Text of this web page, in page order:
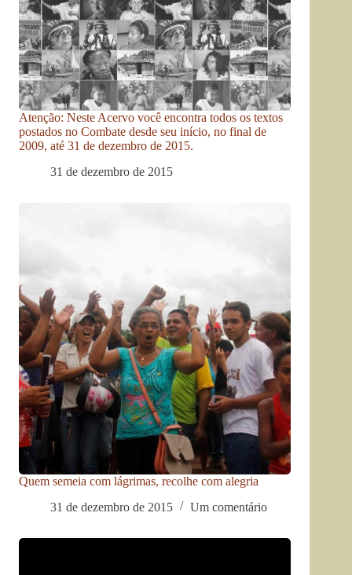
Atenção: Neste Acervo você encontra todos os textos
postados no Combate desde seu início, no final de
2009, até 31 de dezembro de 2015.
31 de dezembro de 2015
Quem semeia com lágrimas, recolhe com alegria
31 de dezembro de 2015
Um comentário